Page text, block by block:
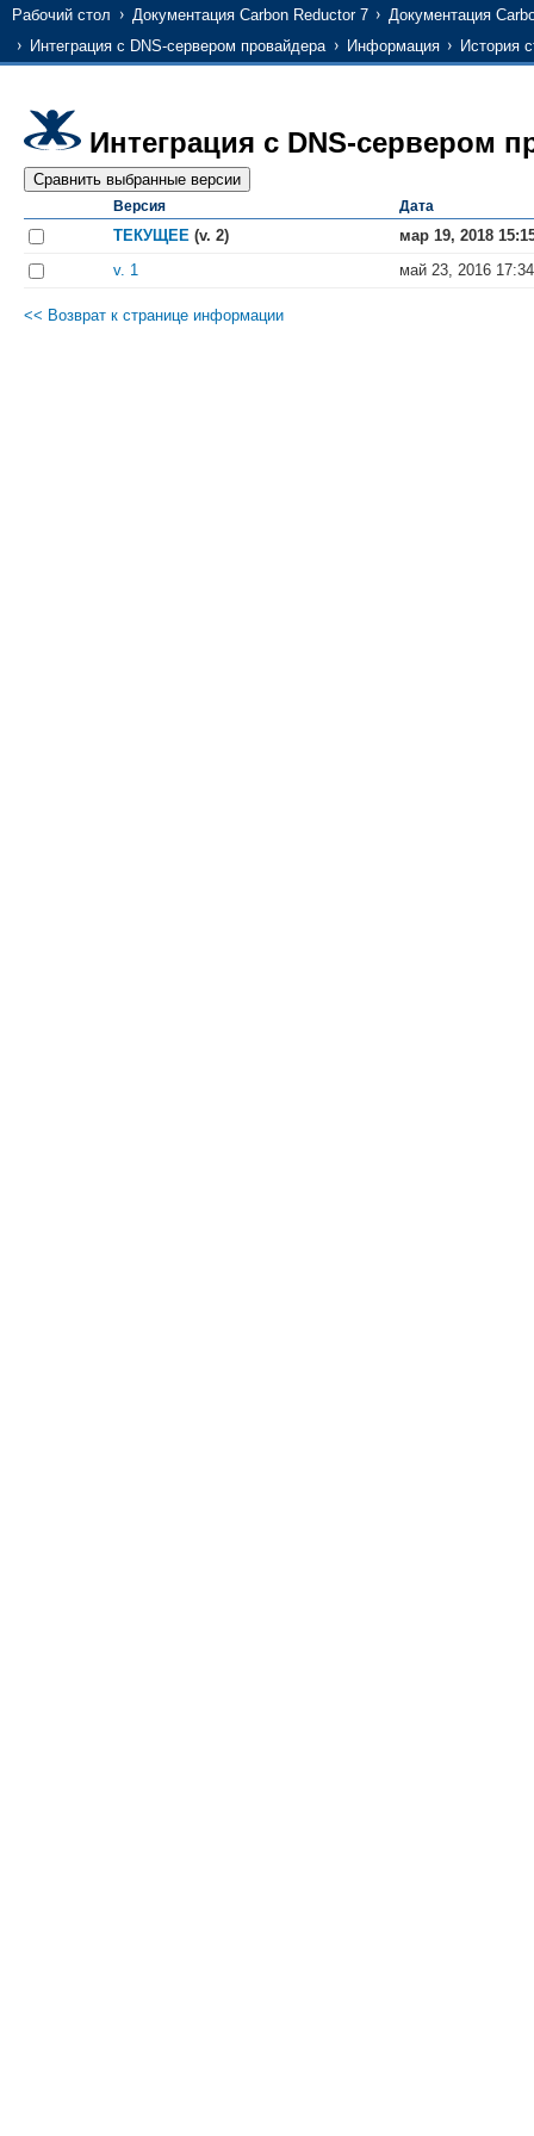
Рабочий стол Документация Carbon Reductor 7
Документация
Интеграция с DNS-сервером провайдера
Информация История
Интеграция с DNS-сервером
Версия Дата
ТЕКУЩЕЕ (v. 2)
мар 19, 2018
v. 1
май 23, 2016 17:34
<< Возврат к странице информации